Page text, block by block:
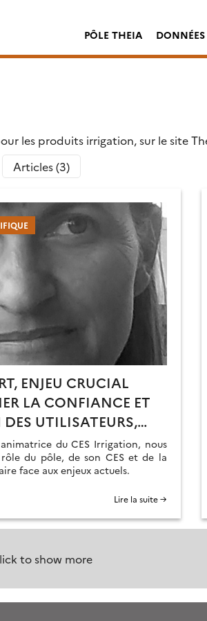
PÔLE THEIA DONNÉES
les produits irrigation, sur le site
Articles (3)
ENJEU CRUCIAL
LA CONFIANCE ET
DES UTILISATEURS,
POUR
AUX
À VENIR
du CES Irrigation, nous
du pôle, de son CES et de la
face aux enjeux actuels.
Lire la suite →
to show more